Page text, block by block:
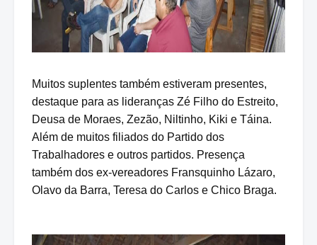
Muitos suplentes também estiveram presentes,
destaque para as lideranças Zé Filho do Estreito,
Deusa de Moraes, Zezão, Niltinho, Kiki e Táina.
Além de muitos filiados do Partido dos
Trabalhadores e outros partidos. Presença
também dos ex-vereadores Fransquinho Lázaro,
Olavo da Barra, Teresa do Carlos e Chico Braga.